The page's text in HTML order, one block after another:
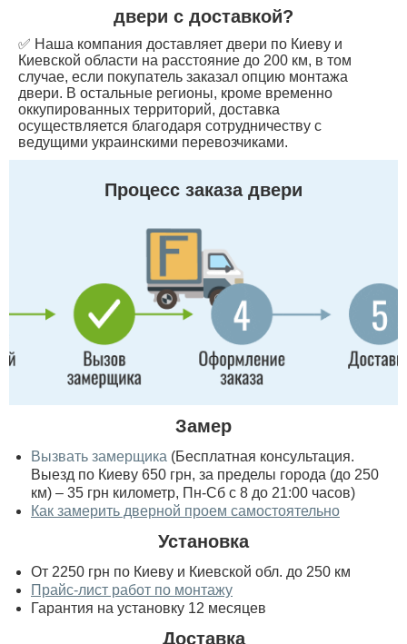
двери с доставкой?
✅ Наша компания доставляет двери по Киеву и
Киевской области на расстояние до 200 км, в том
случае, если покупатель заказал опцию монтажа
двери. В остальные регионы, кроме временно
оккупированных территорий, доставка
осуществляется благодаря сотрудничеству с
ведущими украинскими перевозчиками.
Процесс заказа двери
Замер
Вызвать замерщика (Бесплатная консультация.
Выезд по Киеву 650 грн, за пределы города (до 250
км) – 35 грн километр, Пн-Сб с 8 до 21:00 часов)
Как замерить дверной проем самостоятельно
Установка
От 2250 грн по Киеву и Киевской обл. до 250 км
Прайс-лист работ по монтажу
Гарантия на установку 12 месяцев
Доставка